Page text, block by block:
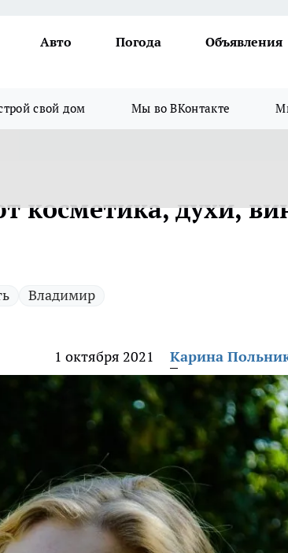
Авто Погода
Объявления
свой дом Мы во ВКонтакте
косметика, духи,
Владимир
1 октября 2021 Карина